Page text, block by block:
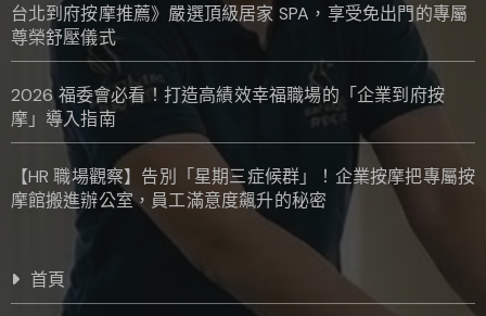
台北到府按摩推薦》嚴選頂級居家 SPA，享受免出門的專屬
尊榮舒壓儀式
2026 福委會必看！打造高績效幸福職場的「企業到府按
摩」導入指南
【HR 職場觀察】告別「星期三症候群」！企業按摩把專屬按
摩館搬進辦公室，員工滿意度飆升的秘密
首頁